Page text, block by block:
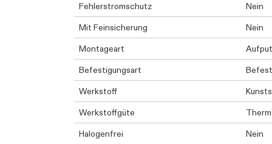
Fehlerstromschutz
Nein
Mit Feinsicherung
Nein
Montageart
Befestigungsart
Werkstoff
Werkstoffgüte
Halogenfrei
Nein